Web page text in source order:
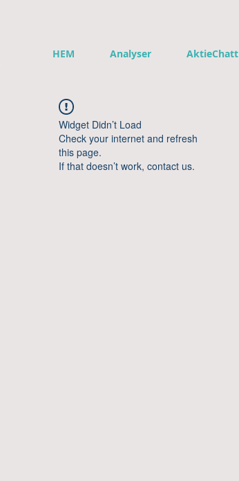
HEM Analyser AktieChatt
Widget Didn’t Load
Check your internet and refresh
this page.
If that doesn’t work, contact us.